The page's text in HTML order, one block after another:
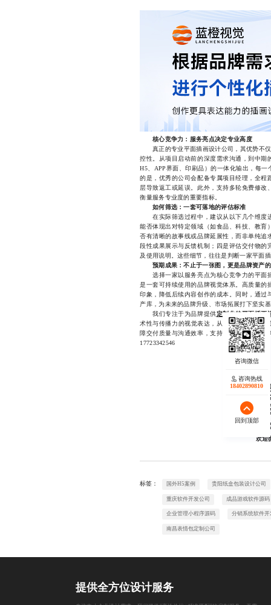
核心竞争力：服务亮点决定专业高度
真正的专业平面插画设计公司，其优势不仅
控性。从项目启动前的深度需求沟通，到中
H5、APP界面、印刷品）的一体化输出，每
的是，优秀的公司会配备专属项目经理，全
层导致返工或延误。此外，支持多轮免费修
衡量服务专业度的重要指标。
如何筛选：一套可落地的评估标准
在实际筛选过程中，建议从以下几个维度
能否体现出对特定领域（如食品、科技、教
否有清晰的故事线或品牌延展性，而非单纯
段性成果展示与反馈机制；四是评估交付物
及使用说明。这些细节，往往是判断一家平面
预期成果：不止于一张图，更是品牌资产
选择一家以服务亮点为核心竞争力的平面
是一套可持续使用的品牌视觉体系。高质量
印象，降低后续内容创作的成本。同时，通
产库，为未来的品牌升级、市场拓展打下坚实
我们专注于为品牌提供定制化的平面插画
术性与传播力的视觉表达，从品牌IP塑造到宣
障交付质量与沟通效率，支持多轮免费修改
17723342546
欢迎
标签： 国外H5案例 贵阳纸盒包装设计公司
重庆软件开发公司 成品游戏软件源码
企业管理小程序源码 分销系统软件开
南昌表情包定制公司
咨询热线
18402890810
回到顶部
提供全方位设计服务